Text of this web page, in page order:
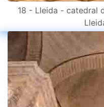
18 - Lleida - catedral